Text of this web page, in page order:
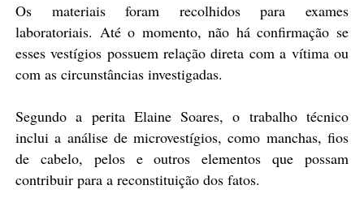
Os materiais foram recolhidos para exames
laboratoriais. Até o momento, não há confirmação se
esses vestígios possuem relação direta com a vítima ou
com as circunstâncias investigadas.
Segundo a perita Elaine Soares, o trabalho técnico
inclui a análise de microvestígios, como manchas, fios
de cabelo, pelos e outros elementos que possam
contribuir para a reconstituição dos fatos.